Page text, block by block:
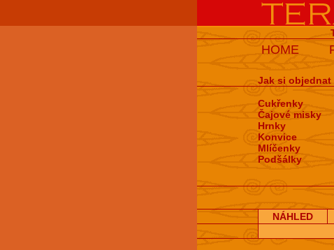
HOME
Jak si objednat
Cukřenky
Čajové misky
Hrnky
Konvice
Mlíčenky
Podšálky
NÁHLED